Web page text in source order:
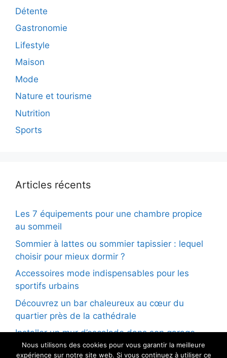
Détente
Gastronomie
Lifestyle
Maison
Mode
Nature et tourisme
Nutrition
Sports
Articles récents
Les 7 équipements pour une chambre propice
au sommeil
Sommier à lattes ou sommier tapissier : lequel
choisir pour mieux dormir ?
Accessoires mode indispensables pour les
sportifs urbains
Découvrez un bar chaleureux au cœur du
quartier près de la cathédrale
Installer un mur d’escalade dans son garage
Nous utilisons des cookies pour vous garantir la meilleure
expérience sur notre site web. Si vous continuez à utiliser ce